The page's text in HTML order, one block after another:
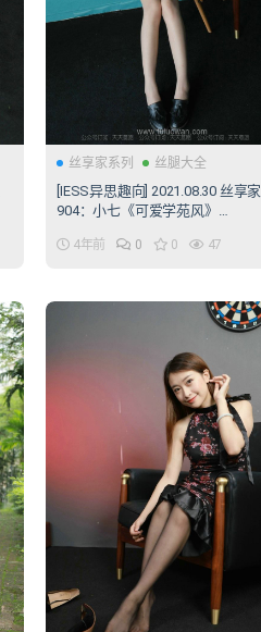
丝享家系列 丝腿大全
[IESS异思趣向] 2021.08.30 丝享家
904：小七《可爱学苑风》
4年前 0 0 47